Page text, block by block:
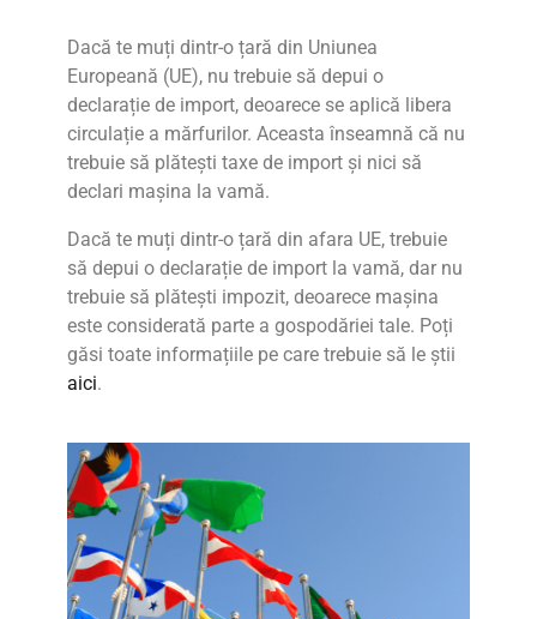
Dacă te muți dintr-o țară din Uniunea
Europeană (UE), nu trebuie să depui o
declarație de import, deoarece se aplică libera
circulație a mărfurilor. Aceasta înseamnă că nu
trebuie să plătești taxe de import și nici să
declari mașina la vamă.
Dacă te muți dintr-o țară din afara UE, trebuie
să depui o declarație de import la vamă, dar nu
trebuie să plătești impozit, deoarece mașina
este considerată parte a gospodăriei tale. Poți
găsi toate informațiile pe care trebuie să le știi
aici.